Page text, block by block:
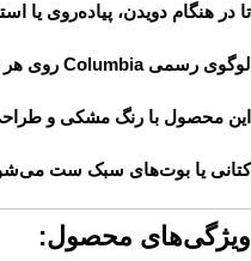
تا در هنگام دویدن، پیاده‌روی یا
لوگوی رسمیColumbia روی هر
این محصول با رنگ مشکی و
کتانی یا بوت‌های سبک ست می‌شود
ویژگی‌های محصول: